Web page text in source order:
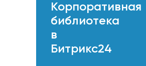
Корпоративная
библиотека
в
Битрикс24